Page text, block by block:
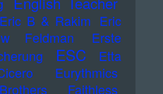
Eric B & Rakim Eric
Feldman
Erste
ESC
Etta
Eurythmics
Faithless